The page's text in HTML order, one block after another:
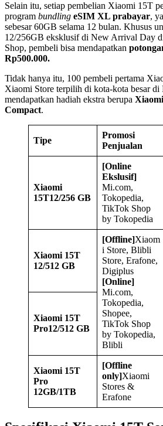
Selain itu, setiap pembelian Xiaomi 15T
program bundling eSIM XL prabayar,
sebesar 60GB selama 12 bulan. Khusus
12/256GB eksklusif di New Arrival Day
Shop, pembeli bisa mendapatkan
Rp500.000.
Tidak hanya itu, 100 pembeli pertama
Xiaomi Store terpilih di kota-kota besar di
mendapatkan hadiah ekstra berupa
Compact.
Tipe
Promosi
Penjualan
Xiaomi
15T12/256 GB
[Online
Ekslusif]
Mi.com,
Tokopedia,
TikTok Shop
by Tokopedia
Xiaomi 15T
12/512 GB
[Offline]Xiaom
i Store, Blibli
Store, Erafone,
Digiplus
[Online]
Mi.com,
Tokopedia,
Shopee,
TikTok Shop
by Tokopedia,
Blibli
Xiaomi 15T
Pro12/512 GB
Xiaomi 15T
Pro
12GB/1TB
[Offline
only]Xiaomi
Stores &
Erafone